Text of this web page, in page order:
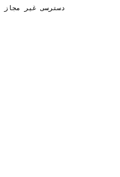
دسترسی غیر مجاز